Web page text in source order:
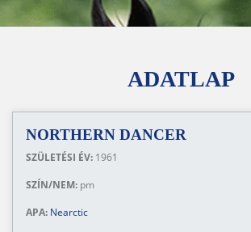
ADATLAP
NORTHERN DANCER
SZÜLETÉSI ÉV: 1961
SZÍN/NEM: pm
APA: Nearctic